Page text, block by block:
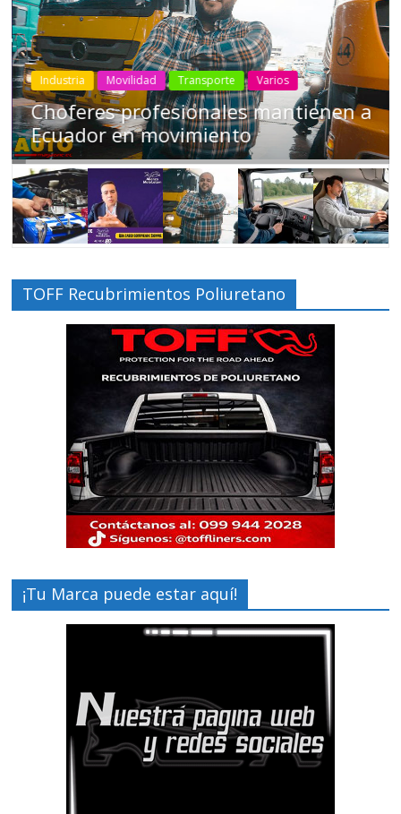
Industria Movilidad Transporte Varios
Choferes profesionales mantienen a
Ecuador en movimiento
TOFF Recubrimientos Poliuretano
¡Tu Marca puede estar aquí!